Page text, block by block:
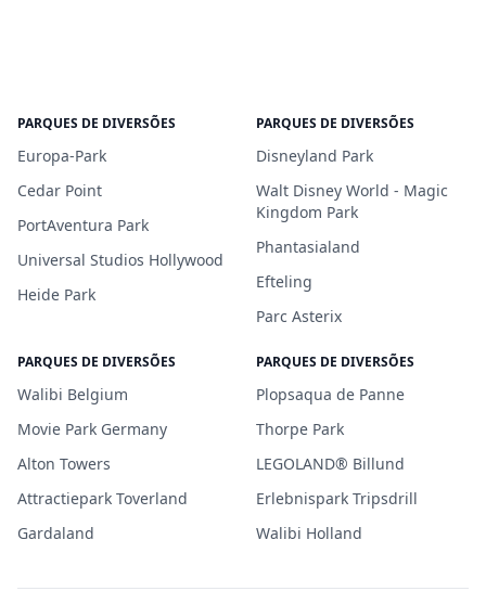
PARQUES DE DIVERSÕES
Europa-Park
Cedar Point
PortAventura Park
Universal Studios Hollywood
Heide Park
PARQUES DE DIVERSÕES
Disneyland Park
Walt Disney World - Magic
Kingdom Park
Phantasialand
Efteling
Parc Asterix
PARQUES DE DIVERSÕES
Walibi Belgium
Movie Park Germany
Alton Towers
Attractiepark Toverland
Gardaland
PARQUES DE DIVERSÕES
Plopsaqua de Panne
Thorpe Park
LEGOLAND® Billund
Erlebnispark Tripsdrill
Walibi Holland